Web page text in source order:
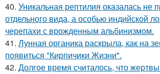
40. Уникальная рептилия оказалась не
отдельного вида, а особью индийской
черепахи с врожденным альбинизмом.
41. Лунная органика раскрыла, как на
появиться "Кирпичики Жизни".
42. Долгое время считалось, что